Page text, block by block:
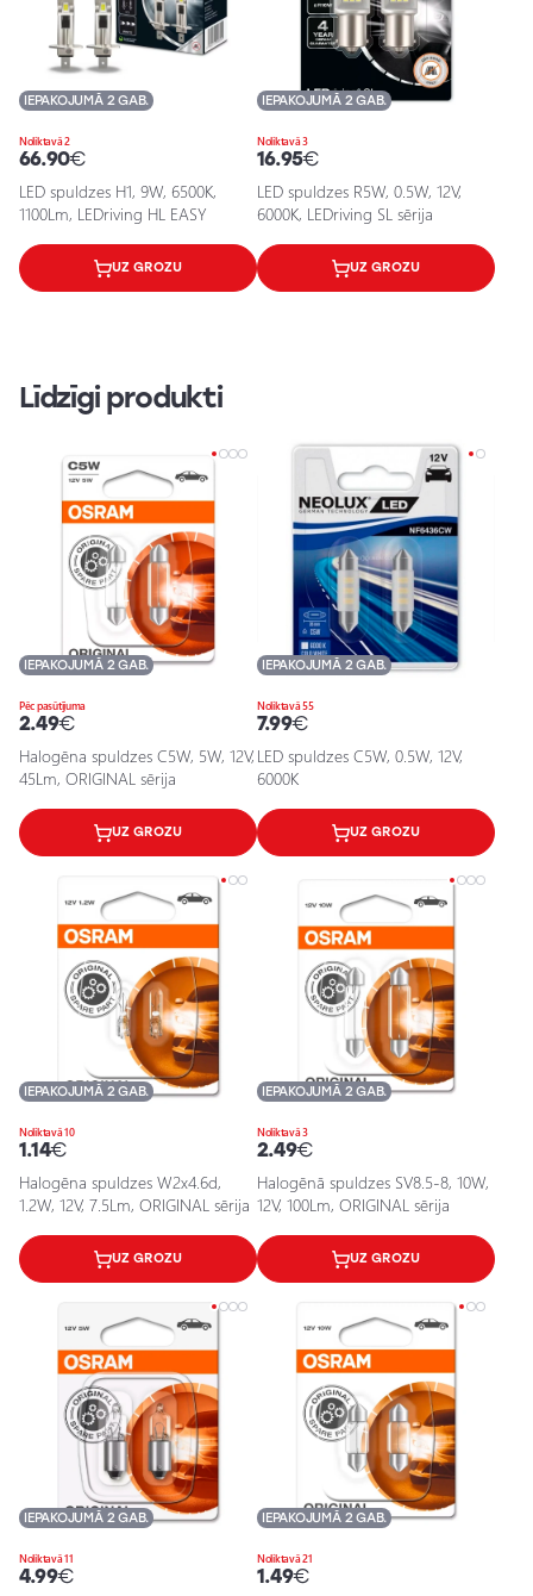
Noliktavā 2
IEPAKOJUMĀ 2 GAB.
66.90€
LED spuldzes H1, 9W, 6500K,
1100Lm, LEDriving HL EASY
UZ GROZU
Noliktavā 3
IEPAKOJUMĀ 2 GAB.
16.95€
LED spuldzes R5W, 0.5W, 12V,
6000K, LEDriving SL sērija
UZ GROZU
Līdzīgi produkti
Pēc pasūtījuma
IEPAKOJUMĀ 2 GAB.
2.49€
Halogēna spuldzes C5W, 5W, 12V,
45Lm, ORIGINAL sērija
UZ GROZU
Noliktavā 55
IEPAKOJUMĀ 2 GAB.
7.99€
LED spuldzes C5W, 0.5W, 12V,
6000K
UZ GROZU
Noliktavā 10
IEPAKOJUMĀ 2 GAB.
1.14€
Halogēna spuldzes W2x4.6d,
1.2W, 12V, 7.5Lm, ORIGINAL sērija
UZ GROZU
Noliktavā 3
IEPAKOJUMĀ 2 GAB.
2.49€
Halogēnā spuldzes SV8.5-8, 10W,
12V, 100Lm, ORIGINAL sērija
UZ GROZU
Noliktavā 11
IEPAKOJUMĀ 2 GAB.
4.99€
Noliktavā 21
IEPAKOJUMĀ 2 GAB.
1.49€